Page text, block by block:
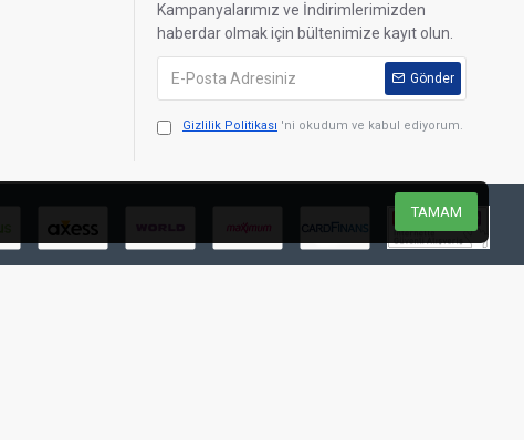
Kampanyalarımız ve İndirimlerimizden
haberdar olmak için bültenimize kayıt olun.
Gönder
Gizlilik Politikası 'ni okudum ve kabul ediyorum.
TAMAM